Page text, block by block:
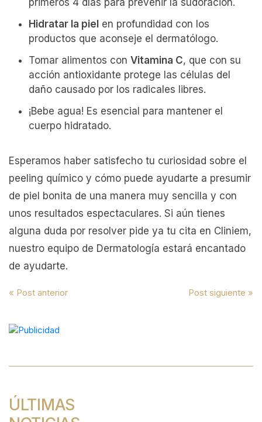
primeros 4 días para prevenir la sudoración.
Hidratar la piel en profundidad con los
productos que aconseje el dermatólogo.
Tomar alimentos con Vitamina C, que con su
acción antioxidante protege las células del
daño causado por los radicales libres.
¡Bebe agua! Es esencial para mantener el
cuerpo hidratado.
Esperamos haber satisfecho tu curiosidad sobre el
peeling químico y cómo puede ayudarte a presumir
de piel bonita de una manera muy sencilla y con
unos resultados espectaculares. Si aún tienes
alguna duda por resolver pide ya tu cita en Cliniem,
nuestro equipo de Dermatología estará encantado
de ayudarte.
Navegación
de
entradas
« Post anterior Post siguiente »
ÚLTIMAS